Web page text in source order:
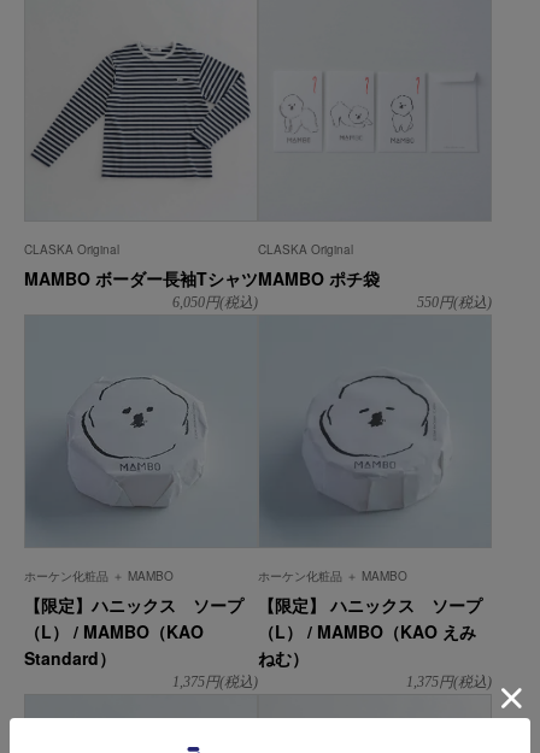
CLASKA Original
MAMBO ボーダー長袖Tシャツ
6,050円(税込)
CLASKA Original
MAMBO ポチ袋
550円(税込)
ホーケン化粧品 ＋ MAMBO
【限定】ハニックス ソープ
（L） / MAMBO（KAO
Standard）
1,375円(税込)
ホーケン化粧品 ＋ MAMBO
【限定】 ハニックス ソープ
（L） / MAMBO（KAO えみ
ねむ）
1,375円(税込)